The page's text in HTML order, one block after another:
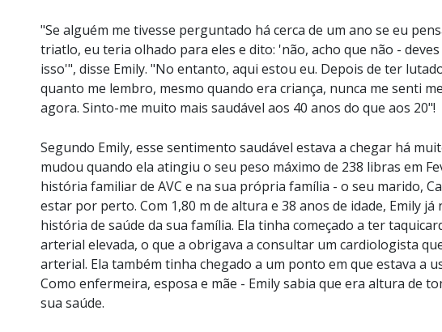
"Se alguém me tivesse perguntado há cerca de um ano se eu
triatlo, eu teria olhado para eles e dito: 'não, acho que não -
isso'", disse Emily. "No entanto, aqui estou eu. Depois de ter
quanto me lembro, mesmo quando era criança, nunca me senti
agora. Sinto-me muito mais saudável aos 40 anos do que aos 20"!
Segundo Emily, esse sentimento saudável estava a chegar há
mudou quando ela atingiu o seu peso máximo de 238 libras em
história familiar de AVC e na sua própria família - o seu marido,
estar por perto. Com 1,80 m de altura e 38 anos de idade, Emily
história de saúde da sua família. Ela tinha começado a ter
arterial elevada, o que a obrigava a consultar um cardiologista
arterial. Ela também tinha chegado a um ponto em que estava a
Como enfermeira, esposa e mãe - Emily sabia que era altura de
sua saúde.